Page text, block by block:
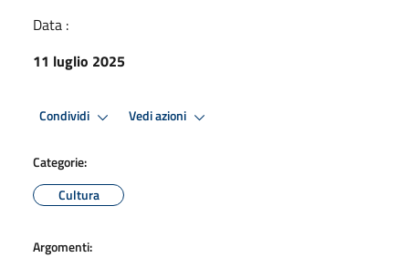
Data :
11 luglio 2025
Condividi Vedi azioni
Categorie:
Cultura
Argomenti: